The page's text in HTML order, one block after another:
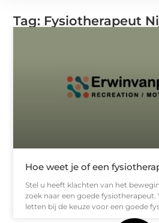
Tag: Fysiotherapeut
Hoe weet je of een
Stel u heeft klachten van het
zoek naar een goede
letten bij de keuze voor een goede